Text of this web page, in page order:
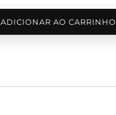
ADICIONAR AO CARRINHO